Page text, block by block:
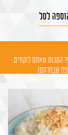
לסל
במספר המנות שאתם לוקחים.